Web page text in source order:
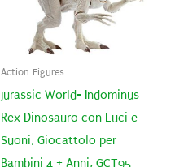
Action Figures
Jurassic World- Indominus
Rex Dinosauro con Luci e
Suoni, Giocattolo per
Bambini 4 + Anni, GCT95